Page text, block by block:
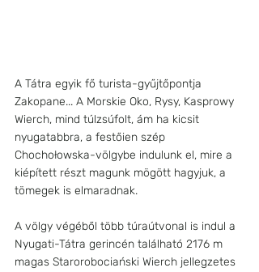
A Tátra egyik fő turista-gyűjtőpontja
Zakopane... A Morskie Oko, Rysy, Kasprowy
Wierch, mind túlzsúfolt, ám ha kicsit
nyugatabbra, a festőien szép
Chochołowska-völgybe indulunk el, mire a
kiépített részt magunk mögött hagyjuk, a
tömegek is elmaradnak.
A völgy végéből több túraútvonal is indul a
Nyugati-Tátra gerincén található 2176 m
magas Starorobociański Wierch jellegzetes